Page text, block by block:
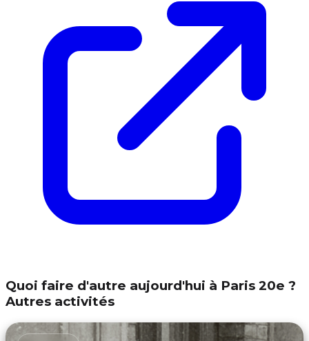
Quoi faire d'autre aujourd'hui à Paris 20e ?
Autres activités